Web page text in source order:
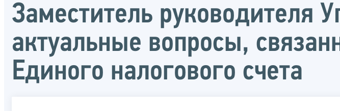
Заместитель руководителя
актуальные вопросы,
Единого налогового счета